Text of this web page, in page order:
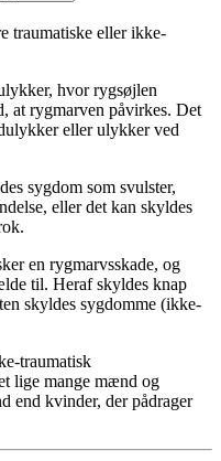
traumatiske eller ikke-
hvor rygsøjlen
at rygmarven påvirkes. Det
eller ulykker ved
sygdom som svulster,
eller det kan skyldes
en rygmarvsskade, og
til. Heraf skyldes knap
skyldes sygdomme (ikke-
traumatisk
lige mange mænd og
end kvinder, der pådrager